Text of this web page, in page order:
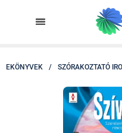
EKÖNYVEK / SZÓRAKOZTATÓ